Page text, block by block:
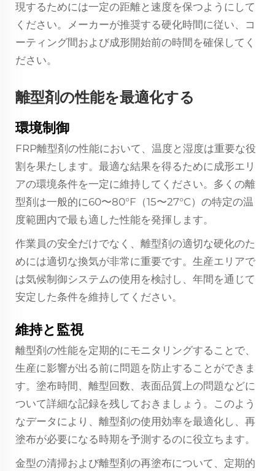
現するためには一定の距離と速度を保つようにして
ください。メーカーが推奨する硬化時間に従い、コ
ーティング間および成形開始前の時間を確保してく
ださい。
離型剤の性能を最適化する
環境制御
FRP離型剤の性能において、温度と湿度は重要な役
割を果たします。最適な結果を得るために成形エリ
アの環境条件を一定に維持してください。多くの離
型剤は一般的に60〜80°F（15〜27°C）の特定の温
度範囲内で最も適した性能を発揮します。
作業員の安全だけでなく、離型剤の適切な硬化のた
めには適切な換気が非常に重要です。生産エリアで
は気候制御システムの使用を検討し、年間を通じて
安定した条件を維持してください。
維持と監視
離型剤の性能を定期的にモニタリングすることで、
生産に影響が出る前に問題を防止することができま
す。塗布時間、離型回数、表面品質上の問題などに
ついて詳細な記録を残しておきましょう。このよう
なデータにより、離型剤の使用効率を最適化し、再
塗布が必要になる時期を予測するのに役立ちます。
金型の清掃および離型剤の再塗布について、定期的